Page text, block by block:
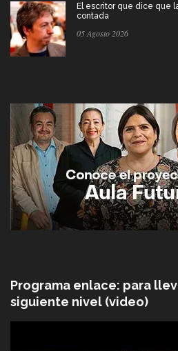
El escritor que dice que
contada
05 Agosto 2026
Programa enlace: para
siguiente nivel (video)